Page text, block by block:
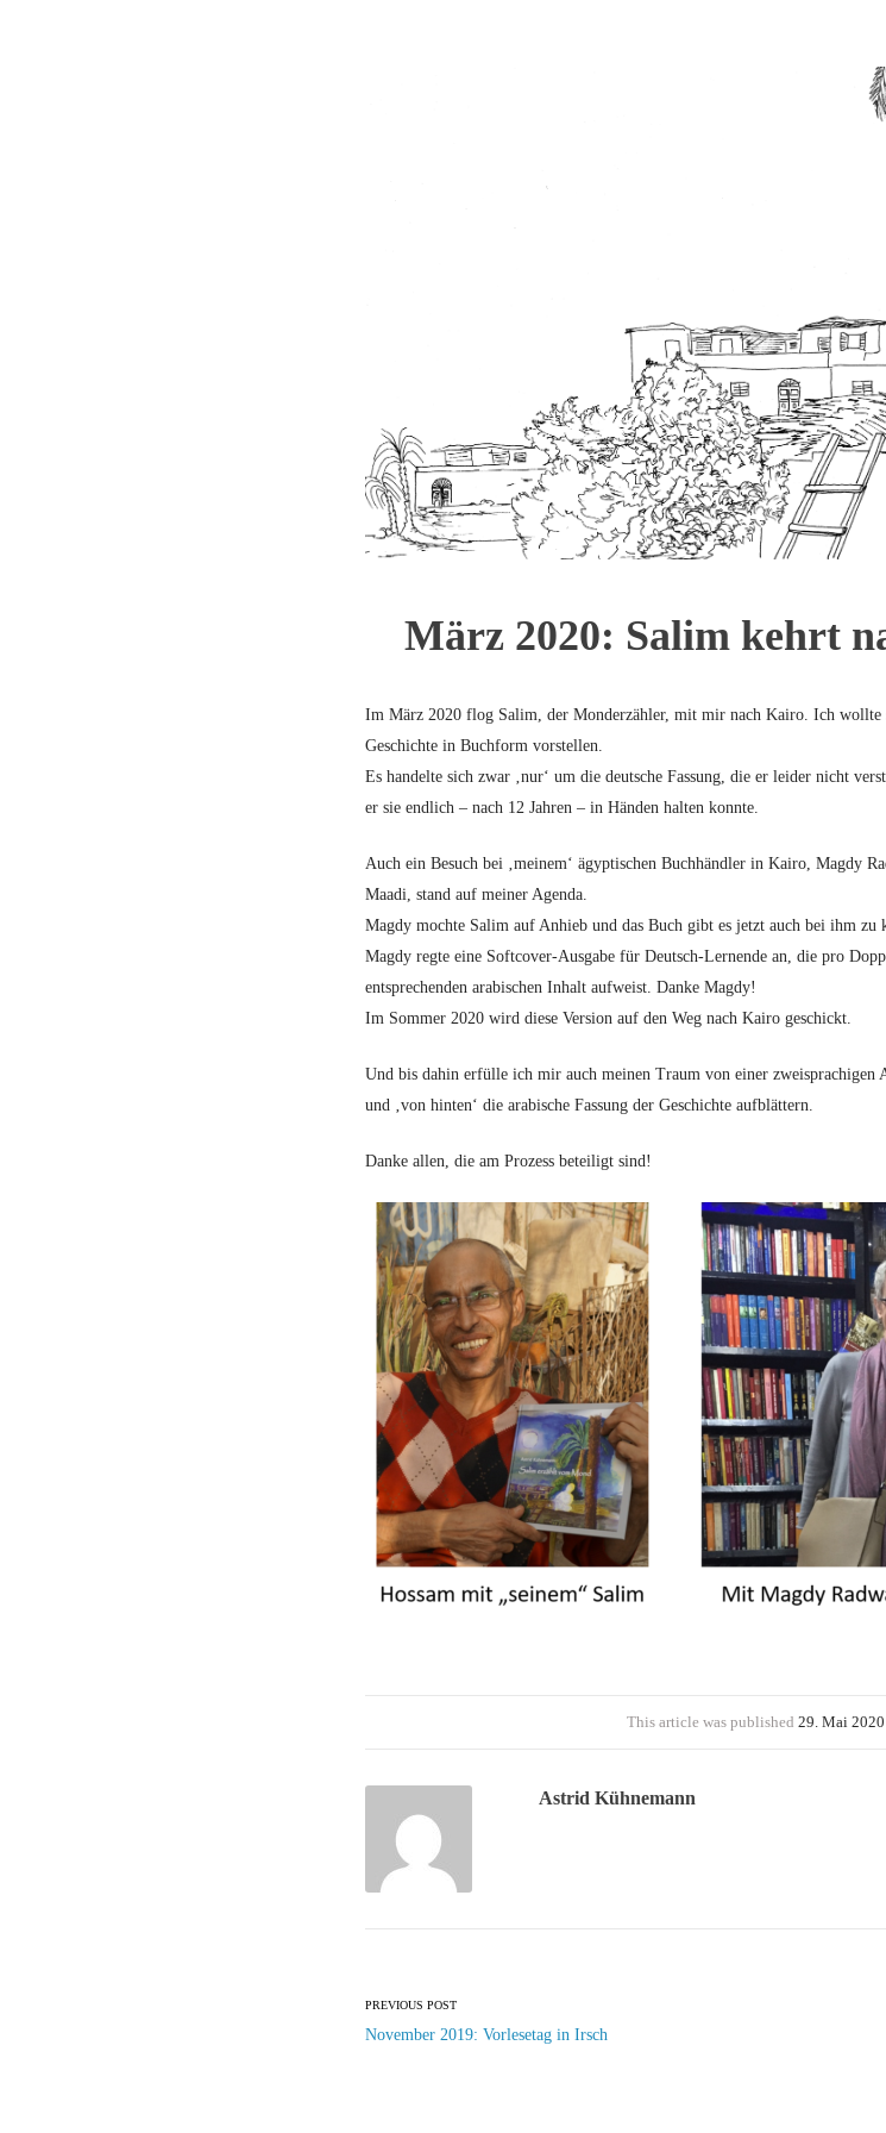
März 2020: Salim kehrt
Im März 2020 flog Salim, der Monderzähler, mit mir nach Kairo. Ich wollte
Geschichte in Buchform vorstellen.
Es handelte sich zwar ‚nur‘ um die deutsche Fassung, die er leider nicht
er sie endlich – nach 12 Jahren – in Händen halten konnte.
Auch ein Besuch bei ‚meinem‘ ägyptischen Buchhändler in Kairo, Magdy
Maadi, stand auf meiner Agenda.
Magdy mochte Salim auf Anhieb und das Buch gibt es jetzt auch bei ihm zu
Magdy regte eine Softcover-Ausgabe für Deutsch-Lernende an, die pro
entsprechenden arabischen Inhalt aufweist. Danke Magdy!
Im Sommer 2020 wird diese Version auf den Weg nach Kairo geschickt.
Und bis dahin erfülle ich mir auch meinen Traum von einer zweisprachigen
und ‚von hinten‘ die arabische Fassung der Geschichte aufblättern.
Danke allen, die am Prozess beteiligt sind!
This article was published Posted
29. Mai 2020
Astrid Kühnemann
Post
navigation
PREVIOUS POST
November 2019: Vorlesetag in Irsch